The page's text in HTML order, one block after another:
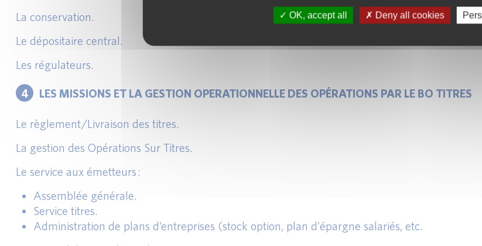
La conservation.
Le dépositaire central.
Les régulateurs.
4 LES MISSIONS ET LA GESTION OPERATIONNELLE DES OPÉRATIONS PAR LE BO TITRES
Le règlement/Livraison des titres.
La gestion des Opérations Sur Titres.
Le service aux émetteurs :
Assemblée générale.
Service titres.
Administration de plans d’entreprises (stock option, plan d’épargne salariés, etc.
OK, accept all Deny all cookies